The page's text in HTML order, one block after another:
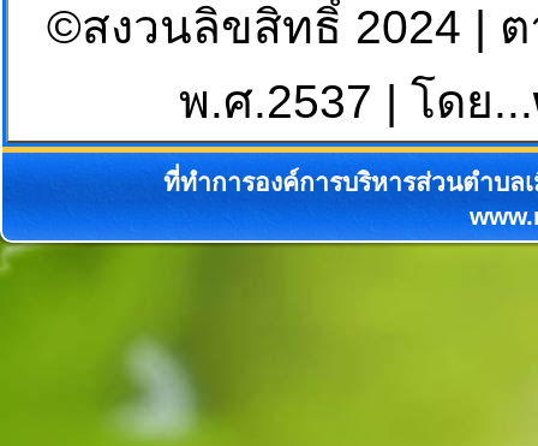
©สงวนลิขสิทธิ์ 2024 |
พ.ศ.2537 | โดย...
ที่ทำการองค์การบริหารส่วนตำบล